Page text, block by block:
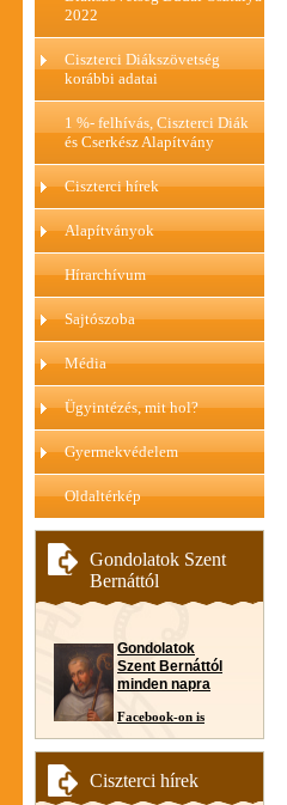
2022
Ciszterci Diákszövetség
korábbi adatai
1 %- felhívás, Ciszterci Diák
és Cserkész Alapítvány
Ciszterci hírek
Alapítványok
Hírarchívum
Sajtószoba
Média
Ügyintézés, mit hol?
Gyermekvédelem
Oldaltérkép
Gondolatok Szent
Bernáttól
Gondolatok
Szent Bernáttól
minden napra
Facebook-on is
Ciszterci hírek